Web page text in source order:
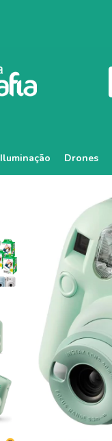
Iluminação Drones